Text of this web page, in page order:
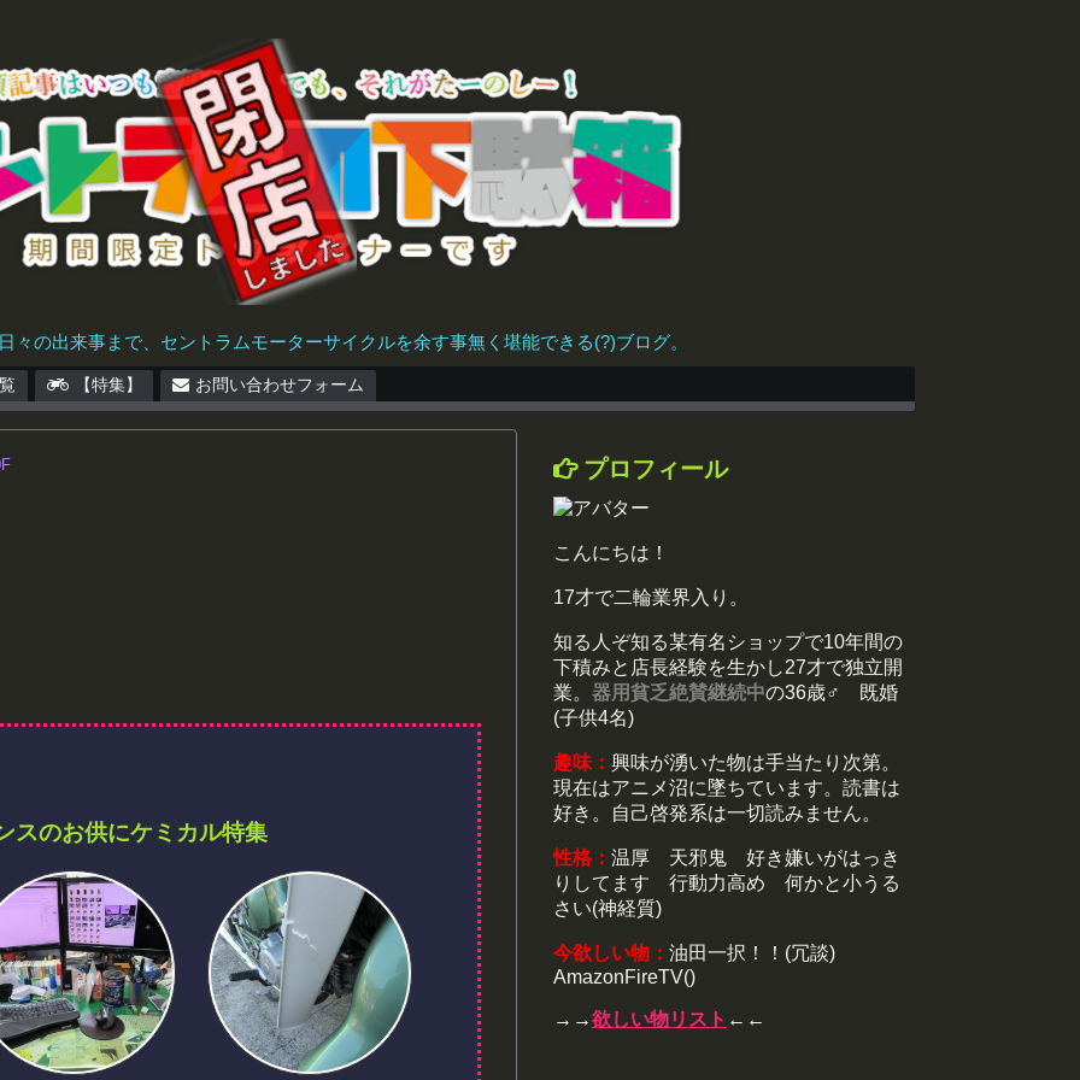
々の出来事まで、セントラムモーターサイクルを余す事無く堪能できる(?)ブログ。
【特集】 お問い合わせフォーム
スのお供にケミカル特集
プロフィール
こんにちは！
17才で二輪業界入り。
知る人ぞ知る某有名ショップで10年間の
下積みと店長経験を生かし27才で独立開
業。 器用貧乏絶賛継続中の36歳♂ 既婚
(子供4名)
趣味： 興味が湧いた物は手当たり次第。
現在はアニメ沼に墜ちています。読書は
好き。自己啓発系は一切読みません。
性格： 温厚 天邪鬼 好き嫌いがはっき
りしてます 行動力高め 何かと小うる
さい(神経質)
今欲しい物： 油田一択！！(冗談)
AmazonFireTV()
→→欲しい物リスト ←←